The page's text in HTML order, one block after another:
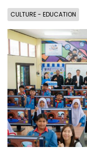
CULTURE - EDUCATION